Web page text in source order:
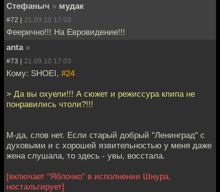
Стефаныч » мудак
#72 | 21.09.10 17:03
Феерично!!! На Евровидение!!!
anta »
#73 | 21.09.10 17:03
Кому: SHOEI, #24
> Да вы охуели!!! А сюжет и режиссура клипа не
понравились чтоли?!!!
М-да, слов нет. Если старый добрый "Ленинград" с
духовыми и с хорошей язвительностью у меня даже
жена слушала, то здесь - увы, восстала.
[включает "Яблочко" в исполнении Шнура,
ностальгирует]